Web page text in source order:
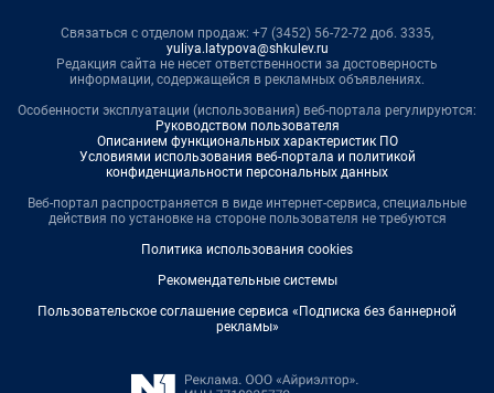
Связаться с отделом продаж: +7 (3452) 56-72-72 доб. 3335,
yuliya.latypova@shkulev.ru
Редакция сайта не несет ответственности за достоверность
информации, содержащейся в рекламных объявлениях.
Особенности эксплуатации (использования) веб-портала регулируются:
Руководством пользователя
Описанием функциональных характеристик ПО
Условиями использования веб-портала и политикой
конфиденциальности персональных данных
Веб-портал распространяется в виде интернет-сервиса, специальные
действия по установке на стороне пользователя не требуются
Политика использования cookies
Рекомендательные системы
Пользовательское соглашение сервиса «Подписка без баннерной
рекламы»